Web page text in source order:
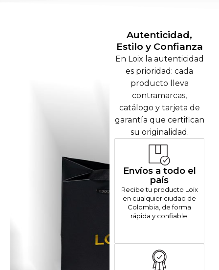
Autenticidad,
Estilo y Confianza
En Loix la autenticidad
es prioridad: cada
producto lleva
contramarcas,
catálogo y tarjeta de
garantía que certifican
su originalidad.
Envíos a todo el
país
Recibe tu producto Loix
en cualquier ciudad de
Colombia, de forma
rápida y confiable.